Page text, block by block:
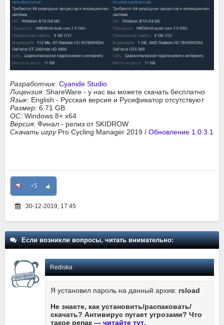
Разработчик: Cyanide Studio
Лицензия: ShareWare - у нас вы можете скачать бесплатно
Язык: English - Русская версия и Русификатор отсутствуют
Размер: 6.71 GB
ОС: Windows 8+ x64
Версия: Финал - релиз от SKIDROW
Скачать игру Pro Cycling Manager 2019 / Обновление 1.0.3.1
+5
30-12-2019, 17:45
Если возникли вопросы, читать внимательно:
Rediska
Я установил пароль на данный архив: rsload
Не знаете, как установить/распаковать/
скачать? Антивирус пугает угрозами? Что
такое репак — читайте тут.